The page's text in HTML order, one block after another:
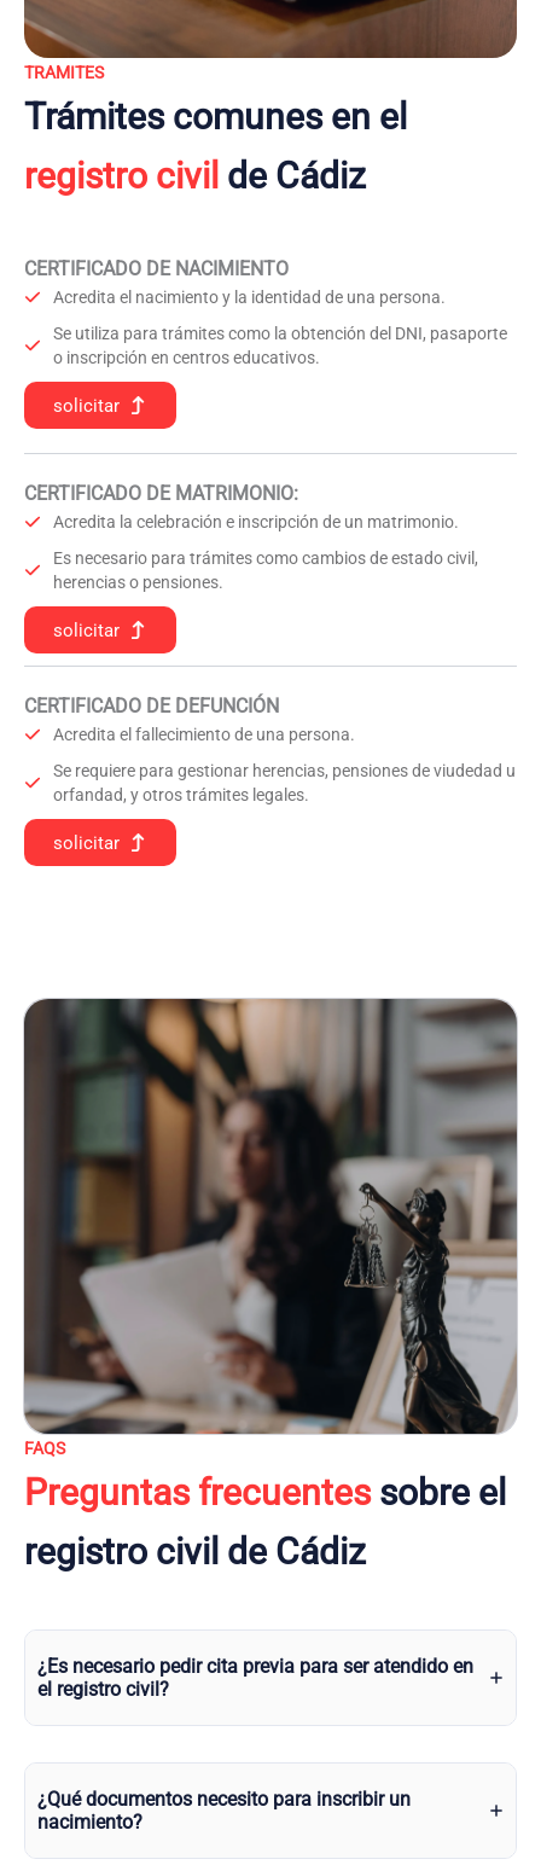
TRAMITES
Trámites comunes en el
registro civil de Cádiz
CERTIFICADO DE NACIMIENTO
Acredita el nacimiento y la identidad de una persona.
Se utiliza para trámites como la obtención del DNI, pasaporte
o inscripción en centros educativos.
solicitar
CERTIFICADO DE MATRIMONIO:
Acredita la celebración e inscripción de un matrimonio.
Es necesario para trámites como cambios de estado civil,
herencias o pensiones.
solicitar
CERTIFICADO DE DEFUNCIÓN
Acredita el fallecimiento de una persona.
Se requiere para gestionar herencias, pensiones de viudedad u
orfandad, y otros trámites legales.
solicitar
FAQS
Preguntas frecuentessobre el
registro civil de Cádiz
¿Es necesario pedir cita previa para ser atendido en
el registro civil?
¿Qué documentos necesito para inscribir un
nacimiento?